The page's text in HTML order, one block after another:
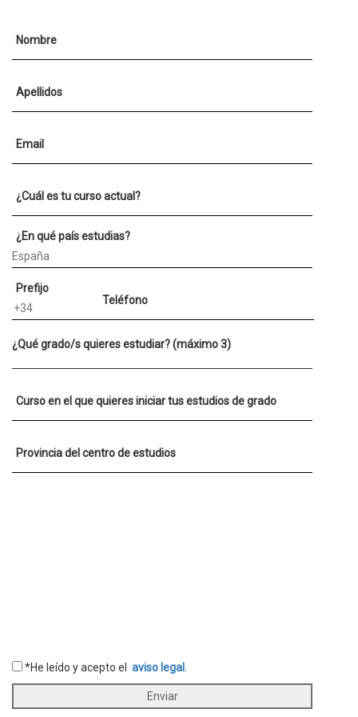
Nombre
Apellidos
Email
¿Cuál es tu curso actual?
¿En qué país estudias?
Prefijo
Teléfono
¿Qué grado/s quieres estudiar? (máximo 3)
Curso en el que quieres iniciar tus estudios de grado
Provincia del centro de estudios
*He leído y acepto el aviso legal
Enviar